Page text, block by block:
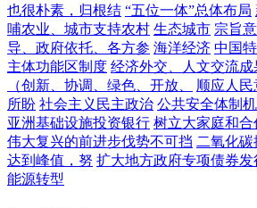
也很朴素，归根结 “五位一体”总体布局
哺农业、城市支持农村 生态城市 宗旨
导、政府依托、各方参 海洋经济 中国
主体功能区制度 经济外交、人文交流成
（创新、协调、绿色、开放、
顺应人
所盼 社会主义民主政治 公共安全体制机
亚洲基础设施投资银行 树立大家庭和合
伟大复兴的前进步伐势不可挡 二氧化
达到峰值，努 扩大地方政府专项债券发
能源转型